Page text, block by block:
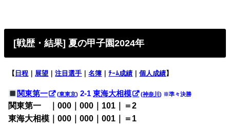
[戦歴・結果] 夏の甲子園2024年
【 日程 展望 ｜注目選手 ｜名簿 ｜ﾁｰﾑ成績 ｜個人成績】
関東第一 (東東京) 2-1東海大相模 (神奈川) ※準々決勝
関東第一 ｜000｜000｜101｜＝2
東海大相模｜000｜000｜001｜＝1